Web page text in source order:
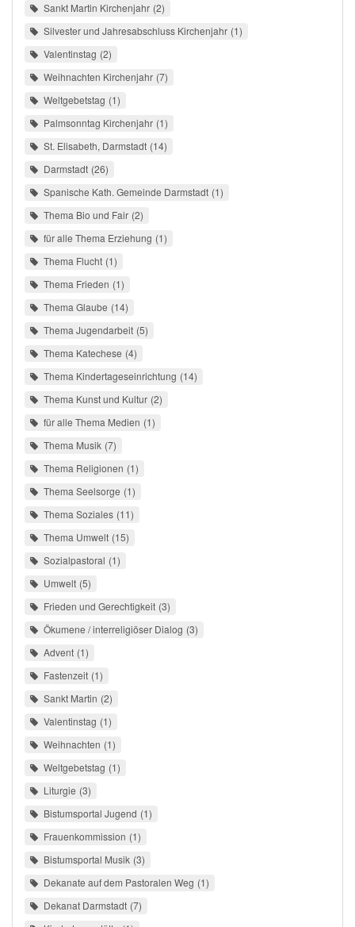
Sankt Martin Kirchenjahr 2
Silvester und Jahresabschluss Kirchenjahr 1
Valentinstag 2
Weihnachten Kirchenjahr 7
Weltgebetstag 1
Palmsonntag Kirchenjahr 1
St. Elisabeth, Darmstadt 14
Darmstadt 26
Spanische Kath. Gemeinde Darmstadt 1
Thema Bio und Fair 2
für alle Thema Erziehung 1
Thema Flucht 1
Thema Frieden 1
Thema Glaube 14
Thema Jugendarbeit 5
Thema Katechese 4
Thema Kindertageseinrichtung 14
Thema Kunst und Kultur 2
für alle Thema Medien 1
Thema Musik 7
Thema Religionen 1
Thema Seelsorge 1
Thema Soziales 11
Thema Umwelt 15
Sozialpastoral 1
Umwelt 5
Frieden und Gerechtigkeit 3
Ökumene / interreligiöser Dialog 3
Advent 1
Fastenzeit 1
Sankt Martin 2
Valentinstag 1
Weihnachten 1
Weltgebetstag 1
Liturgie 3
Bistumsportal Jugend 1
Frauenkommission 1
Bistumsportal Musik 3
Dekanate auf dem Pastoralen Weg 1
Dekanat Darmstadt 7